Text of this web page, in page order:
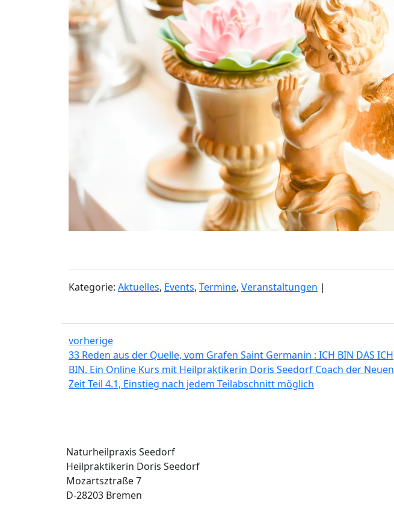
Kategorie: Aktuelles, Events, Termine, Veranstaltungen |
vorherige
33 Reden aus der Quelle, vom Grafen Saint Germanin : ICH BIN DAS ICH
BIN. Ein Online Kurs mit Heilpraktikerin Doris Seedorf Coach der Neuen
Zeit Teil 4.1, Einstieg nach jedem Teilabschnitt möglich
Naturheilpraxis Seedorf
Heilpraktikerin Doris Seedorf
Mozartsztraße 7
D-28203 Bremen